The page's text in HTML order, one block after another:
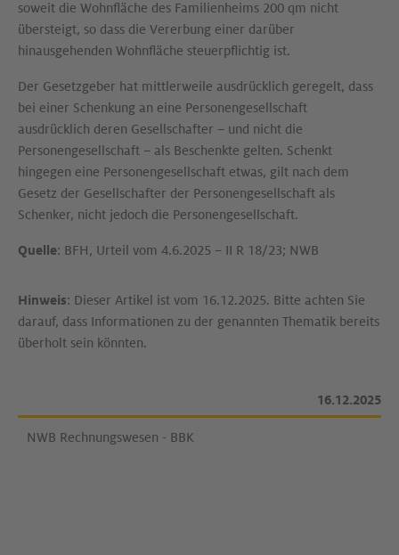
soweit die Wohnfläche des Familienheims 200 qm nicht
übersteigt, so dass die Vererbung einer darüber
hinausgehenden Wohnfläche steuerpflichtig ist.
Der Gesetzgeber hat mittlerweile ausdrücklich geregelt, dass
bei einer Schenkung an eine Personengesellschaft
ausdrücklich deren Gesellschafter – und nicht die
Personengesellschaft – als Beschenkte gelten. Schenkt
hingegen eine Personengesellschaft etwas, gilt nach dem
Gesetz der Gesellschafter der Personengesellschaft als
Schenker, nicht jedoch die Personengesellschaft.
Quelle: BFH, Urteil vom 4.6.2025 – II R 18/23; NWB
Hinweis: Dieser Artikel ist vom 16.12.2025. Bitte achten Sie
darauf, dass Informationen zu der genannten Thematik bereits
überholt sein könnten.
16.12.2025
NWB Rechnungswesen - BBK